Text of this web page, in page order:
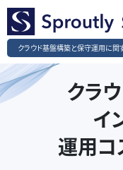
クラウド基盤構築と保守運用に関
クラ
イ
運用コ